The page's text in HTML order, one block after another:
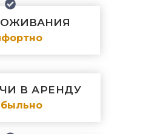
В АРЕНДУ